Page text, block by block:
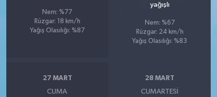
Nem: %77
Rüzgar: 18 km/h
Yağış Olasılığı: %87
yağışlı
Nem: %67
Rüzgar: 24 km/h
Yağış Olasılığı: %83
27 MART
CUMA
28 MART
CUMARTESI